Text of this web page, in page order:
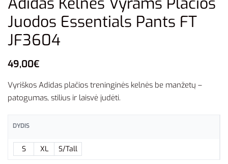
Juodos Essentials Pants FT
JF3604
49,00€
Vyriškos Adidas plačios treninginės kelnės be manžetų –
patogumas, stilius ir laisvė judėti.
DYDIS
S XL S/Tall